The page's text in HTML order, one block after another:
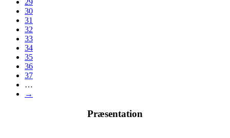
29
30
31
32
33
34
35
36
37
…
→
Præsentation